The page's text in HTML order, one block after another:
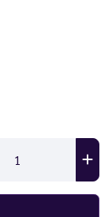
des
utilisation